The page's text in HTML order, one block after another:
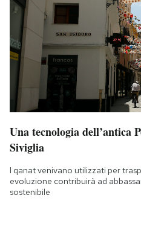
Una tecnologia dell’antica
Siviglia
I qanat venivano utilizzati per
evoluzione contribuirà ad
sostenibile